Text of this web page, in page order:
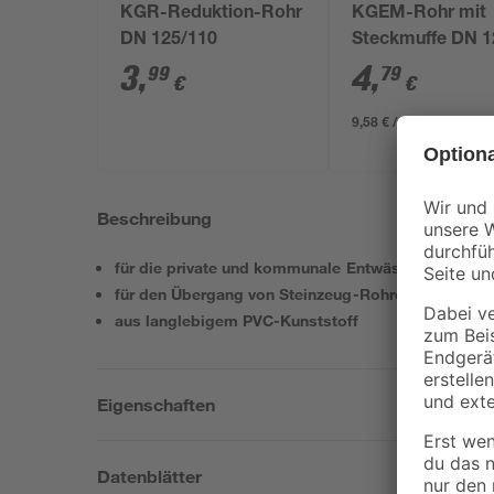
KGR-Reduktion-Rohr
DN 125/110
3,99 €
KGEM-Rohr mit
Steckmuffe DN
Länge 50 cm
4,79 €
9,58 € / Meter
Beschreibung
für die private und kommunale Entwässerung
für den Übergang von Steinzeug-Rohren zu Muffen
aus langlebigem PVC-Kunststoff
Eigenschaften
Datenblätter